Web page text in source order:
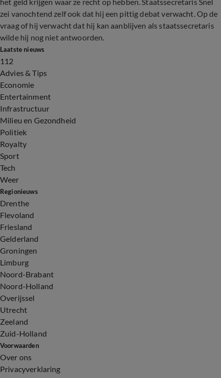
zei vanochtend zelf ook dat hij een pittig debat verwacht. Op de
vraag of hij verwacht dat hij kan aanblijven als staatssecretaris
wilde hij nog niet antwoorden.
Laatste nieuws
112
Advies & Tips
Economie
Entertainment
Infrastructuur
Milieu en Gezondheid
Politiek
Royalty
Sport
Tech
Weer
Regionieuws
Drenthe
Flevoland
Friesland
Gelderland
Groningen
Limburg
Noord-Brabant
Noord-Holland
Overijssel
Utrecht
Zeeland
Zuid-Holland
Voorwaarden
Over ons
Privacyverklaring